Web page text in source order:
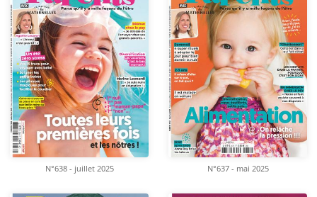
N°638 - juillet 2025 N°637 - mai 2025